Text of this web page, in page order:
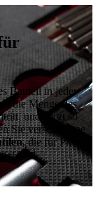
Bauteil in jeder
die Menge des
und sorgt so
Sie verschiedene
, die für Pkw,
sind.